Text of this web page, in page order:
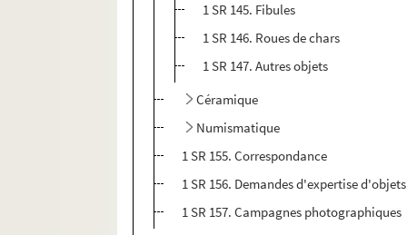
1 SR 145. Fibules
1 SR 146. Roues de chars
1 SR 147. Autres objets
Céramique
Numismatique
1 SR 155. Correspondance
1 SR 156. Demandes d'expertise
1 SR 157. Campagnes photographiques